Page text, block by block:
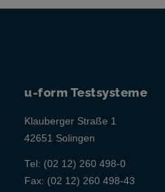
u-form Testsysteme
Klauberger Straße 1
42651 Solingen
Tel: (02 12) 260 498-0
Fax: (02 12) 260 498-43